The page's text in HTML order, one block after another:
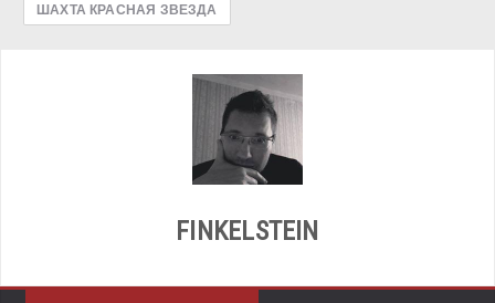
ШАХТА КРАСНАЯ ЗВЕЗДА
FINKELSTEIN